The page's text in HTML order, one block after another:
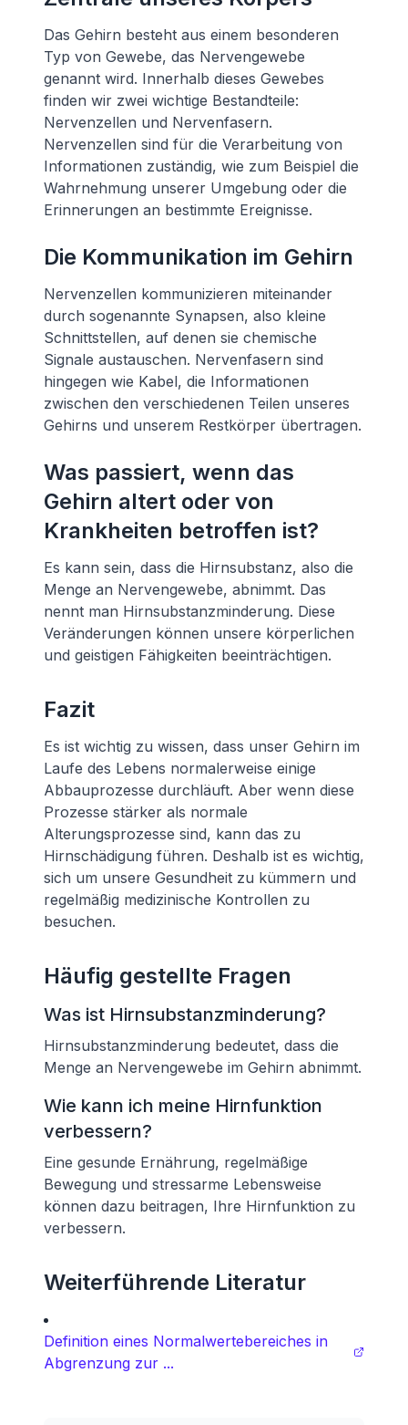
Das Gehirn besteht aus einem besonderen
Typ von Gewebe, das Nervengewebe
genannt wird. Innerhalb dieses Gewebes
finden wir zwei wichtige Bestandteile:
Nervenzellen und Nervenfasern.
Nervenzellen sind für die Verarbeitung von
Informationen zuständig, wie zum Beispiel die
Wahrnehmung unserer Umgebung oder die
Erinnerungen an bestimmte Ereignisse.
Die Kommunikation im Gehirn
Nervenzellen kommunizieren miteinander
durch sogenannte Synapsen, also kleine
Schnittstellen, auf denen sie chemische
Signale austauschen. Nervenfasern sind
hingegen wie Kabel, die Informationen
zwischen den verschiedenen Teilen unseres
Gehirns und unserem Restkörper übertragen.
Was passiert, wenn das
Gehirn altert oder von
Krankheiten betroffen ist?
Es kann sein, dass die Hirnsubstanz, also die
Menge an Nervengewebe, abnimmt. Das
nennt man Hirnsubstanzminderung. Diese
Veränderungen können unsere körperlichen
und geistigen Fähigkeiten beeinträchtigen.
Fazit
Es ist wichtig zu wissen, dass unser Gehirn im
Laufe des Lebens normalerweise einige
Abbauprozesse durchläuft. Aber wenn diese
Prozesse stärker als normale
Alterungsprozesse sind, kann das zu
Hirnschädigung führen. Deshalb ist es wichtig,
sich um unsere Gesundheit zu kümmern und
regelmäßig medizinische Kontrollen zu
besuchen.
Häufig gestellte Fragen
Was ist Hirnsubstanzminderung?
Hirnsubstanzminderung bedeutet, dass die
Menge an Nervengewebe im Gehirn abnimmt.
Wie kann ich meine Hirnfunktion
verbessern?
Eine gesunde Ernährung, regelmäßige
Bewegung und stressarme Lebensweise
können dazu beitragen, Ihre Hirnfunktion zu
verbessern.
Weiterführende Literatur
Definition eines Normalwertebereiches in
Abgrenzung zur ...